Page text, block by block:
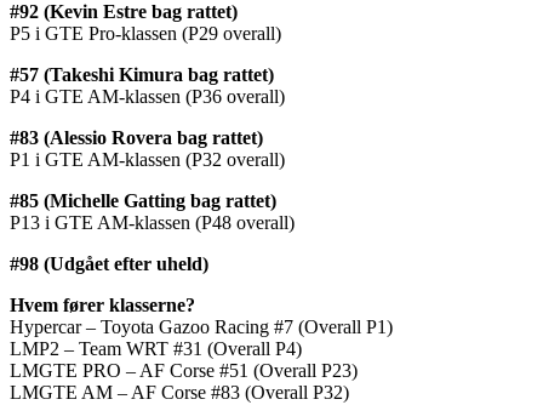
#92 (Kevin Estre bag rattet)
P5 i GTE Pro-klassen (P29 overall)
#57 (Takeshi Kimura bag rattet)
P4 i GTE AM-klassen (P36 overall)
#83 (Alessio Rovera bag rattet)
P1 i GTE AM-klassen (P32 overall)
#85 (Michelle Gatting bag rattet)
P13 i GTE AM-klassen (P48 overall)
#98 (Udgået efter uheld)
Hvem fører klasserne?
Hypercar – Toyota Gazoo Racing #7 (Overall P1)
LMP2 – Team WRT #31 (Overall P4)
LMGTE PRO – AF Corse #51 (Overall P23)
LMGTE AM – AF Corse #83 (Overall P32)